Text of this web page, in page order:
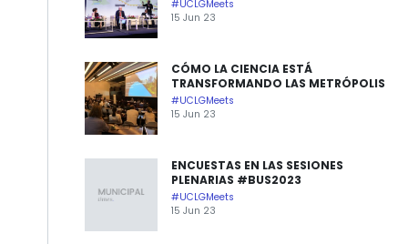
#UCLGMeets
15 Jun 23
CÓMO LA CIENCIA ESTÁ
TRANSFORMANDO LAS METRÓPOLIS
#UCLGMeets
15 Jun 23
ENCUESTAS EN LAS SESIONES
PLENARIAS #BUS2023
#UCLGMeets
15 Jun 23